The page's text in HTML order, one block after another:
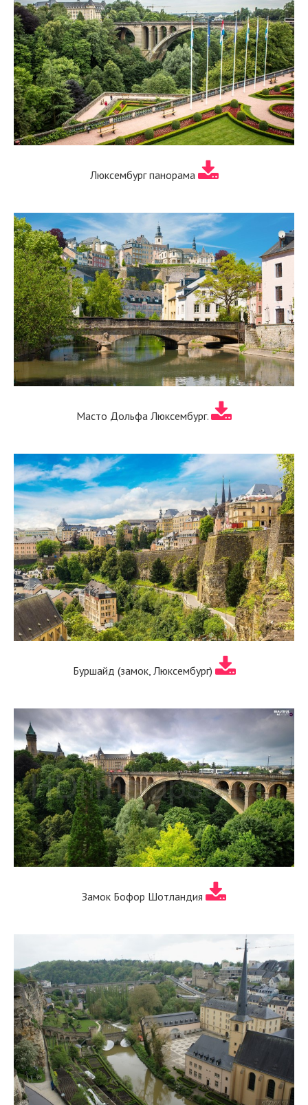
Люксембург панорама
Масто Дольфа Люксембург.
Буршайд (замок, Люксембург)
Замок Бофор Шотландия